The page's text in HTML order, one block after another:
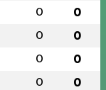
0 0
0 0
0 0
0 0